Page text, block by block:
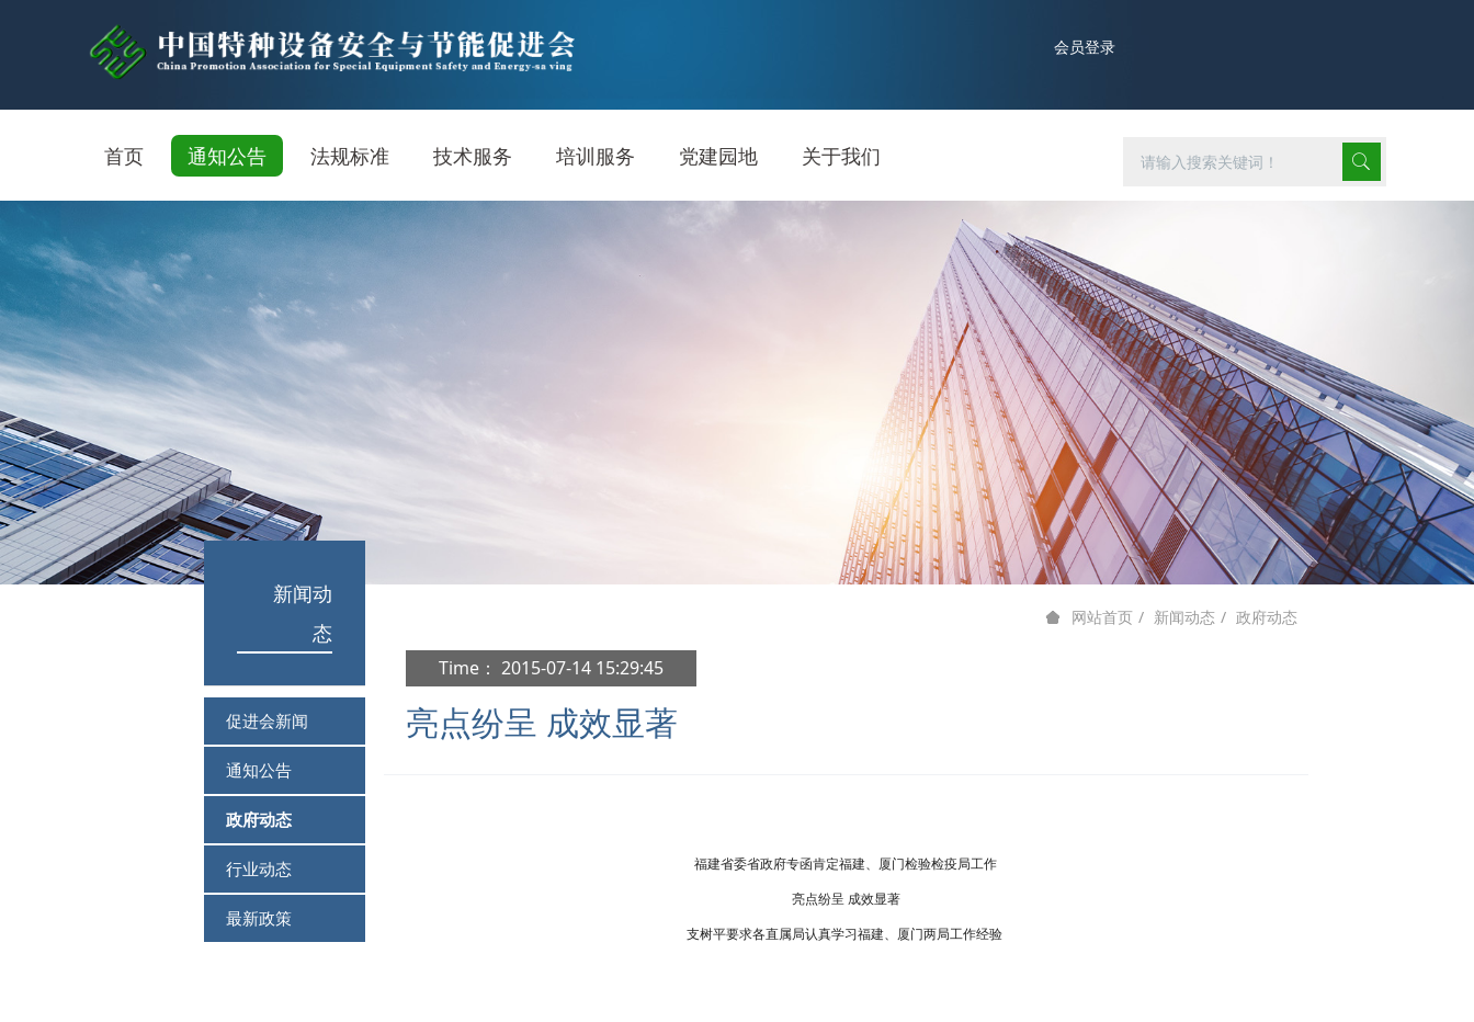
首页 通知公告 法规标准 技术服务 培训服务 党建园地 关于我们
新闻动
态
促进会新闻
通知公告
政府动态
行业动态
最新政策
网站首页 新闻动态 政府动态
Time： 2015-07-14 15:29:45
亮点纷呈 成效显著
福建省委省政府专函肯定福建、厦门检验检疫局工作
亮点纷呈 成效显著
支树平要求各直属局认真学习福建、厦门两局工作经验